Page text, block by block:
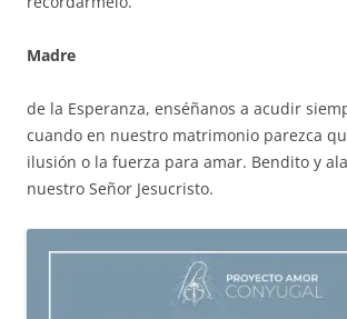
Madre
de la Esperanza, enséñanos a acudir
cuando en nuestro matrimonio parezca
ilusión o la fuerza para amar. Bendito y
nuestro Señor Jesucristo.